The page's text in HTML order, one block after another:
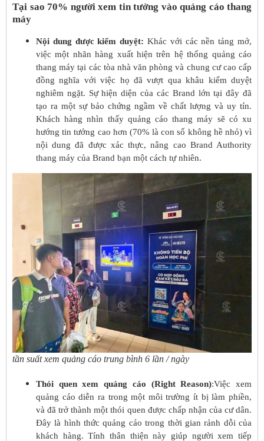
Tại sao 70% người xem tin tưởng vào quảng cáo thang
máy
Nội dung được kiểm duyệt: Khác với các nền tảng mở,
việc một nhãn hàng xuất hiện trên hệ thống quảng cáo
thang máy tại các tòa nhà văn phòng và chung cư cao cấp
đồng nghĩa với việc họ đã vượt qua khâu kiểm duyệt
nghiêm ngặt. Sự hiện diện của các Brand lớn tại đây đã
tạo ra một sự bảo chứng ngầm về chất lượng và uy tín.
Khách hàng nhìn thấy quảng cáo thang máy sẽ có xu
hướng tin tưởng cao hơn (70% là con số không hề nhỏ) vì
nội dung đã được xác thực, nâng cao Brand Authority
thang máy của Brand bạn một cách tự nhiên.
tần suất xem quảng cáo trung bình 6 lần / ngày
Thói quen xem quảng cáo (Right Reason):Việc xem
quảng cáo diễn ra trong một môi trường ít bị làm phiền,
và đã trở thành một thói quen được chấp nhận của cư dân.
Đây là hình thức quảng cáo trong thời gian rảnh dỗi của
khách hàng. Tính thân thiện này giúp người xem tiếp